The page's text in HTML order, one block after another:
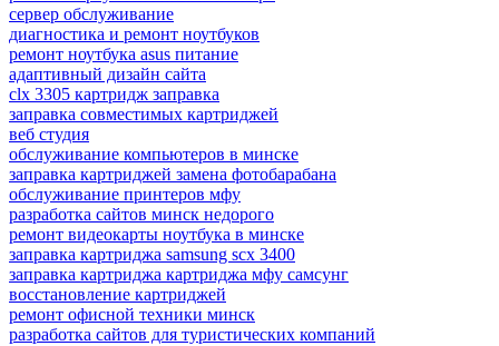
сервер обслуживание
диагностика и ремонт ноутбуков
ремонт ноутбука asus питание
адаптивный дизайн сайта
clx 3305 картридж заправка
заправка совместимых картриджей
веб студия
обслуживание компьютеров в минске
заправка картриджей замена фотобарабана
обслуживание принтеров мфу
разработка сайтов минск недорого
ремонт видеокарты ноутбука в минске
заправка картриджа samsung scx 3400
заправка картриджа картриджа мфу самсунг
восстановление картриджей
ремонт офисной техники минск
разработка сайтов для туристических компаний